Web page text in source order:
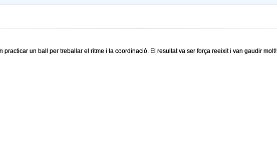
practicar un ball per treballar el ritme i la coordinació. El resultat va ser força reeixit i van gaudir molt!